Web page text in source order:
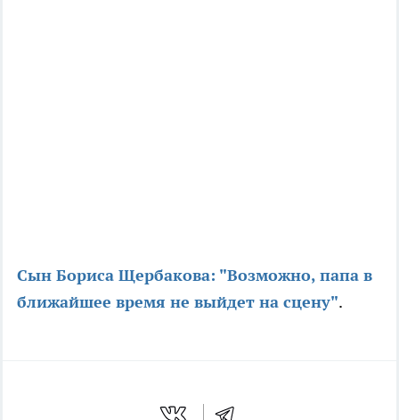
Сын Бориса Щербакова: "Возможно, папа в
ближайшее время не выйдет на сцену".